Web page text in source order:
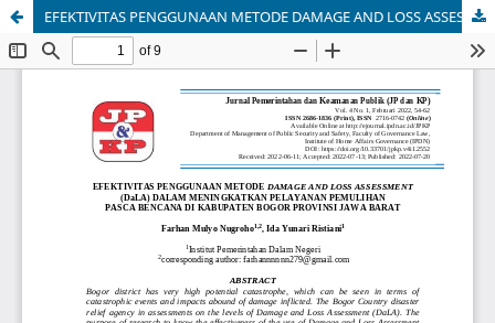
EFEKTIVITAS PENGGUNAAN METODE DAMAGE AND LOSS ASSESSMENT (DaLA) DALAM MENINGKATKAN PELAYANAN PEMULIHAN PASCA BENCANA DI KABUPATEN BOGOR PROVINSI JAWA BARAT